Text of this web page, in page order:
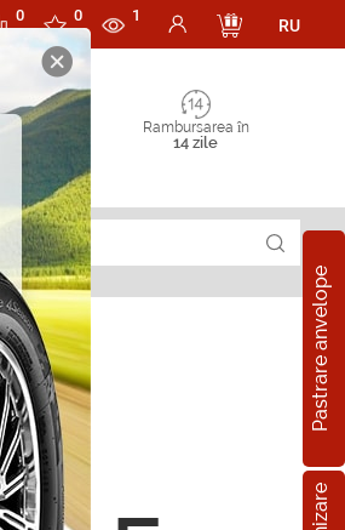
0 0 1
RU
Rambursarea în
14 zile
Pastrare anvelope
A